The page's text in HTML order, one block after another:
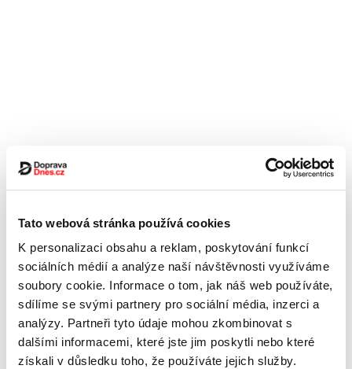
Tato webová stránka používá cookies
K personalizaci obsahu a reklam, poskytování funkcí
sociálních médií a analýze naší návštěvnosti využíváme
soubory cookie. Informace o tom, jak náš web používáte,
sdílíme se svými partnery pro sociální média, inzerci a
analýzy. Partneři tyto údaje mohou zkombinovat s
dalšími informacemi, které jste jim poskytli nebo které
získali v důsledku toho, že používáte jejich služby.